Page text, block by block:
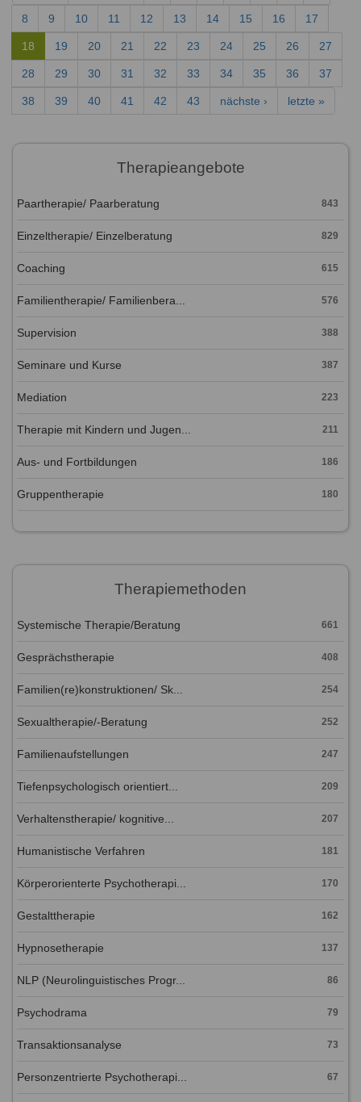
8 9 10 11 12 13 14 15 16 17
18 19 20 21 22 23 24 25 26 27
28 29 30 31 32 33 34 35 36 37
38 39 40 41 42 43 nächste › letzte »
Therapieangebote
Paartherapie/ Paarberatung 843
Einzeltherapie/ Einzelberatung 829
Coaching 615
Familientherapie/ Familienbera... 576
Supervision 388
Seminare und Kurse 387
Mediation 223
Therapie mit Kindern und Jugen... 211
Aus- und Fortbildungen 186
Gruppentherapie 180
Therapiemethoden
Systemische Therapie/Beratung 661
Gesprächstherapie 408
Familien(re)konstruktionen/ Sk... 254
Sexualtherapie/-Beratung 252
Familienaufstellungen 247
Tiefenpsychologisch orientiert... 209
Verhaltenstherapie/ kognitive... 207
Humanistische Verfahren 181
Körperorienterte Psychotherapi... 170
Gestalttherapie 162
Hypnosetherapie 137
NLP (Neurolinguistisches Progr... 86
Psychodrama 79
Transaktionsanalyse 73
Personzentrierte Psychotherapi... 67